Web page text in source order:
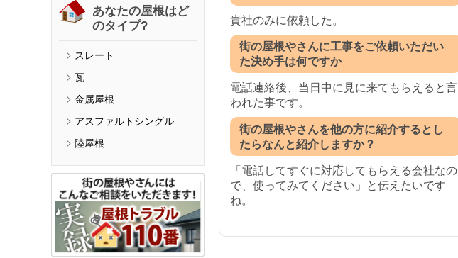
あなたの屋根はど
のタイプ?
スレート
瓦
金属屋根
アスファルトシングル
陸屋根
貴社のみに依頼した。
街の屋根やさんに工事をご依頼いただい
た決め手は何ですか
電話連絡後、当日中に見に来てもらえると言
われた事です。
街の屋根やさんを他の方に紹介するとし
たらなんと紹介しますか？
「電話してすぐに対応してもらえる会社なの
で、使ってみてください」と伝えたいです
ね。